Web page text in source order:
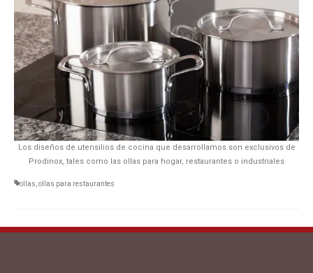
Los diseños de utensilios de cocina que desarrollamos son exclusivos de
Prodinox, tales como las ollas para hogar, restaurantes o industriales
ollas ollas para restaurantes